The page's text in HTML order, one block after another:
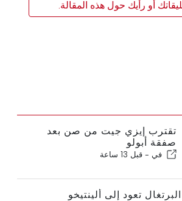
أو رأيك حول هذه المقالة.
تقترب إيزي جيت من صن بعد
صفقة أبولو
في - قبل 13 ساعة
تعود إلى ألينتيخو